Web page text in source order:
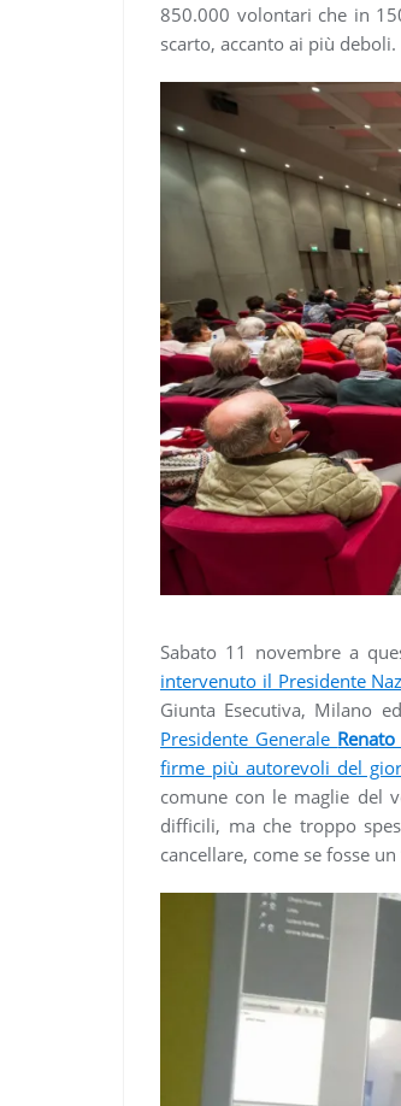
850.000 volontari che in
scarto, accanto ai più deboli.
Sabato 11 novembre a
intervenuto il Presidente
Giunta Esecutiva, Milano
Presidente Generale
firme più autorevoli del
comune con le maglie del
difficili, ma che troppo
cancellare, come se fosse